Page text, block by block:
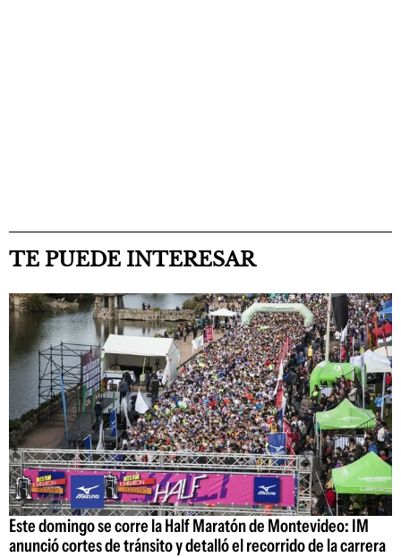
TE PUEDE INTERESAR
Este domingo se corre la Half Maratón de Montevideo: IM
anunció cortes de tránsito y detalló el recorrido de la carrera